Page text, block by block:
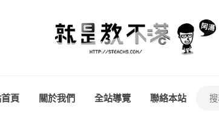
頁 關於我們 全站導覽 聯絡本站